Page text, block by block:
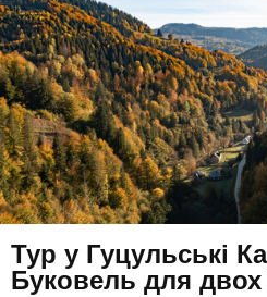
Тур у Гуцульські
Буковель для двох